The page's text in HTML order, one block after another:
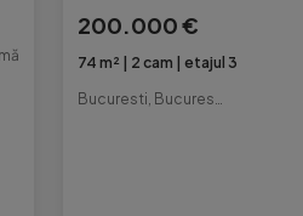
200.000 €
74 m² 2 cam
etajul 3
Bucuresti, Bucuresti-Ilfov